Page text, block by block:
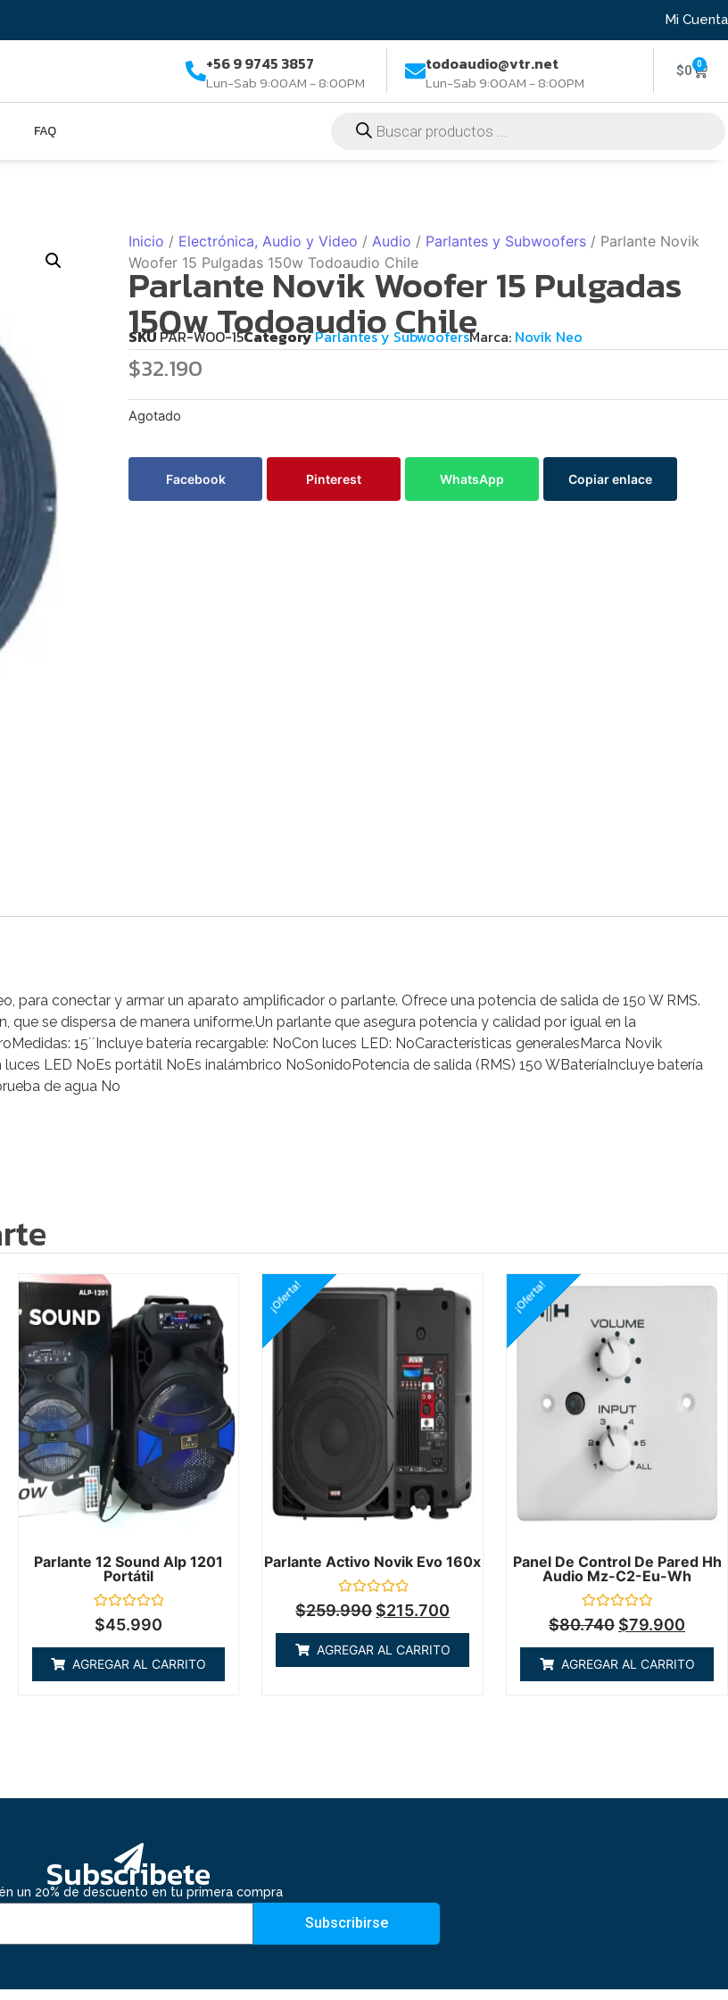
Mi Cuenta
+56 9 9745 3857
Lun-Sab 9:00AM - 8:00PM
todoaudio@vtr.net
Lun-Sab 9:00AM - 8:00PM
$0 0
FAQ
Inicio / Electrónica, Audio y Video / Audio / Parlantes y Subwoofers / Parlante Novik
Woofer 15 Pulgadas 150w Todoaudio Chile
Parlante Novik Woofer 15 Pulgadas
150w Todoaudio Chile
SKUPAR-WOO-15Category Parlantes y SubwoofersMarca: Novik Neo
$32.190
Agotado
Facebook Pinterest WhatsApp Copiar enlace
para conectar y armar un aparato amplificador o parlante. Ofrece una potencia de salida de 150 W RMS.
se dispersa de manera uniforme.Un parlante que asegura potencia y calidad por igual en la
15´´Incluye batería recargable: NoCon luces LED: NoCaracterísticas generalesMarca Novik
LED NoEs portátil NoEs inalámbrico NoSonidoPotencia de salida (RMS) 150 WBateríaIncluye batería
de agua No
Parlante 12 Sound Alp 1201
Portátil
Valorado
en
de
5
$45.990
AGREGAR AL CARRITO
Parlante Activo Novik Evo 160x
Valorado
en
de
5
¡Oferta!
$259.990 $215.700
AGREGAR AL CARRITO
Panel De Control De Pared Hh
Audio Mz-C2-Eu-Wh
Valorado
en
de
5
¡Oferta!
$80.740 $79.900
AGREGAR AL CARRITO
Subscribete
un 20% de descuento en tu primera compra
Subscribirse